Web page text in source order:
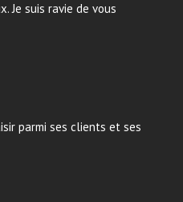
Je suis ravie de vous
parmi ses clients et ses